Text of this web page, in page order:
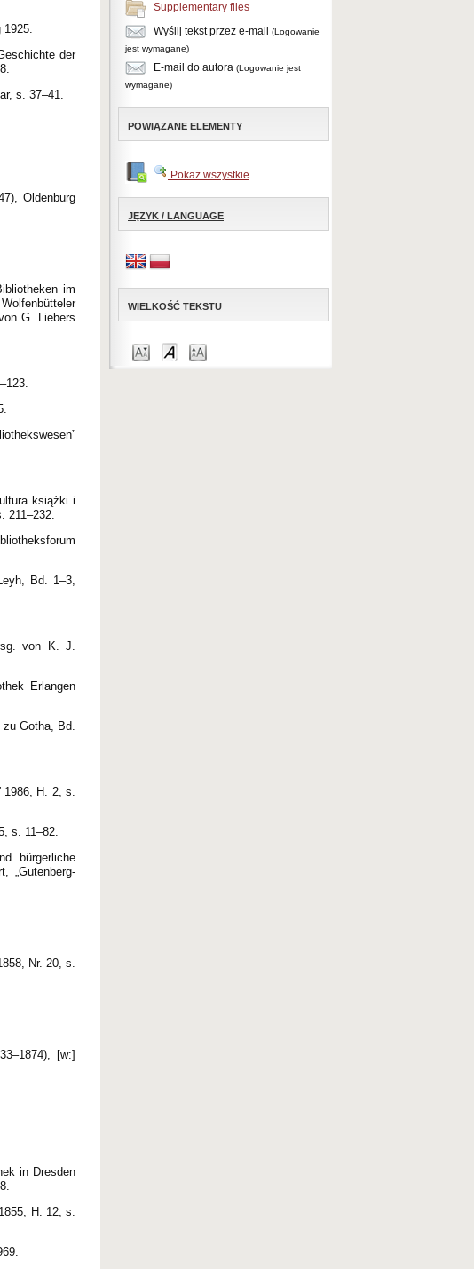
Supplementary files
Wyślij tekst przez e-mail
(Logowanie
jest wymagane)
E-mail do autora (Logowanie jest
wymagane)
POWIĄZANE ELEMENTY
Pokaż wszystkie
JĘZYK / LANGUAGE
WIELKOŚĆ TEKSTU
der
s. 37–41.
Oldenburg
im
G. Liebers
książki i
211–232.
Bd. 1–3,
von K. J.
Erlangen
Gotha, Bd.
H. 2, s.
s. 11–82.
bürgerliche
„Gutenberg-
Nr. 20, s.
[w:]
in Dresden
H. 12, s.